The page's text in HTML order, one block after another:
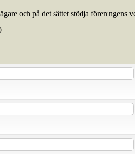
och på det sättet stödja föreningens